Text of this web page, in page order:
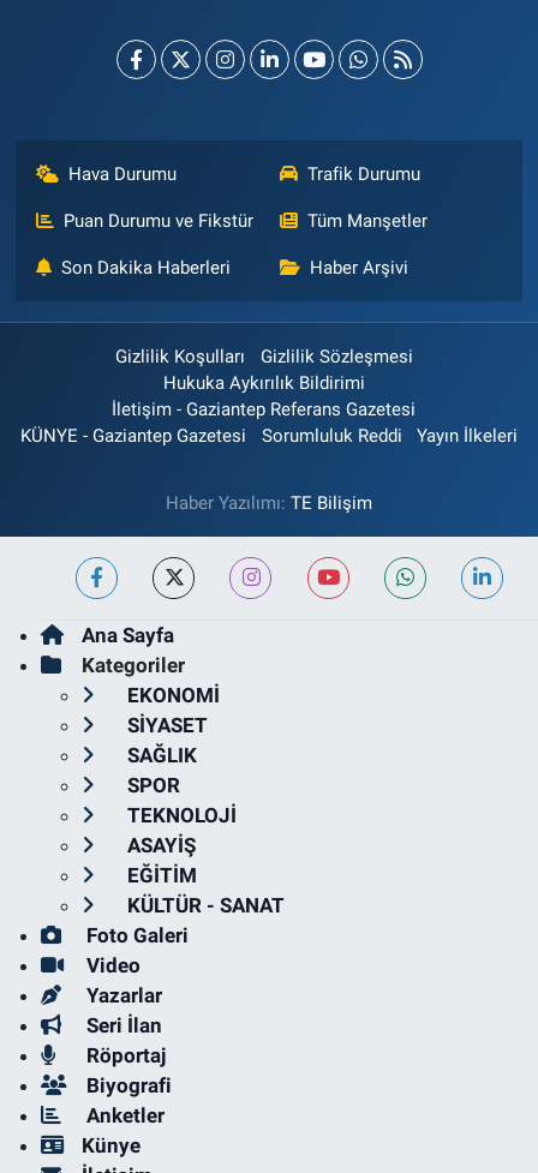
Hava Durumu Trafik Durumu
Puan Durumu ve Fikstür Tüm Manşetler
Son Dakika Haberleri Haber Arşivi
Gizlilik Koşulları
Gizlilik Sözleşmesi
Hukuka Aykırılık Bildirimi
İletişim - Gaziantep Referans Gazetesi
KÜNYE - Gaziantep Gazetesi
Sorumluluk Reddi Yayın İlkeleri
Haber Yazılımı: TE Bilişim
Ana Sayfa
Kategoriler
EKONOMİ
SİYASET
SAĞLIK
SPOR
TEKNOLOJİ
ASAYİŞ
EĞİTİM
KÜLTÜR - SANAT
Foto Galeri
Video
Yazarlar
Seri İlan
Röportaj
Biyografi
Anketler
Künye